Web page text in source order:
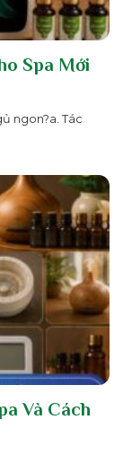
Spa Mới
ngon?a. Tác
Và Cách